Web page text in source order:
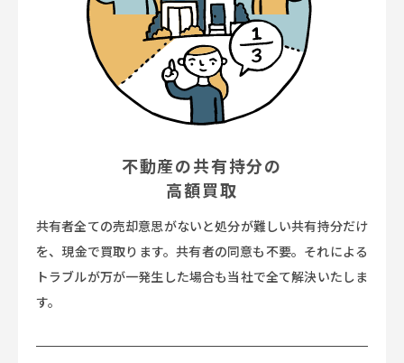
不動産の共有持分の
高額買取
共有者全ての売却意思がないと処分が難しい共有持分だけ
を、現金で買取ります。共有者の同意も不要。それによる
トラブルが万が一発生した場合も当社で全て解決いたしま
す。